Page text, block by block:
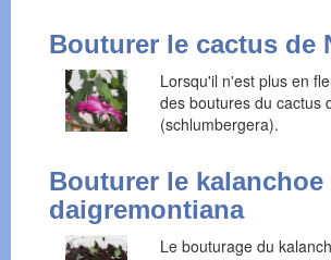
Bouturer le cactus de
Lorsqu'il n'est plus en
des boutures du cactus
(schlumbergera).
Bouturer le kalanchoe
daigremontiana
Le bouturage du